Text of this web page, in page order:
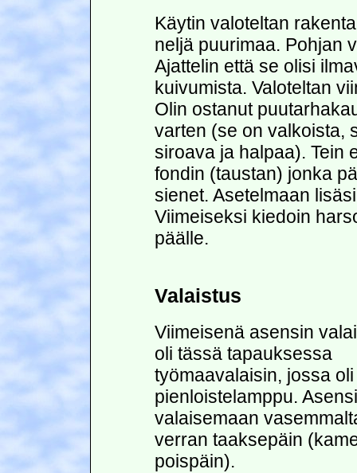
Käytin valoteltan
neljä puurimaa. Pohjan
Ajattelin että se olisi
kuivumista. Valoteltan
Olin ostanut
varten (se on valkoista,
siroava ja halpaa). Tein
fondin (taustan) jonka
sienet. Asetelmaan
Viimeiseksi kiedoin
päälle.
Valaistus
Viimeisenä asensin
oli tässä tapauksessa
työmaavalaisin, jossa
pienloistelamppu.
valaisemaan
verran taaksepäin
poispäin).